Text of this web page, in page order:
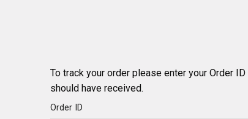
To track your order please enter your Order
should have received.
Order ID